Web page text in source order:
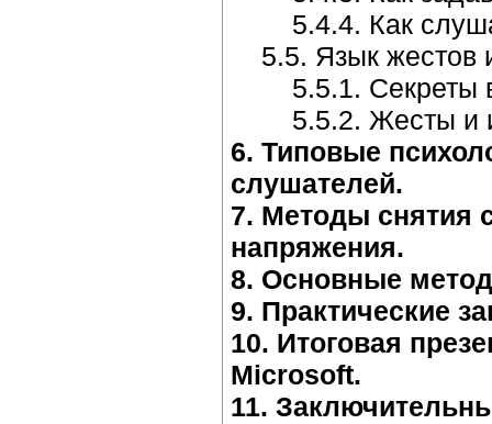
5.4.4. Как
5.5. Язык жестов
5.5.1. Секреты
5.5.2. Жесты и
6. Типовые
слушателей.
7. Методы снятия
напряжения.
8. Основные
9. Практические
10. Итоговая
Microsoft.
11.